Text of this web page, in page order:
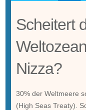
Scheitert
Nizza?
30% der Weltmeere
(High Seas Treaty).